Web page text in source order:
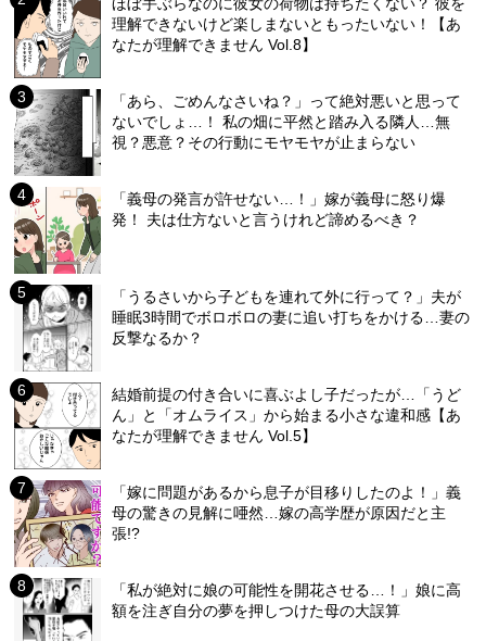
理解できないけど楽しまないともったいない！【あ
なたが理解できません Vol.8】
「あら、ごめんなさいね？」って絶対悪いと思って
ないでしょ…！ 私の畑に平然と踏み入る隣人…無
視？悪意？その行動にモヤモヤが止まらない
「義母の発言が許せない…！」嫁が義母に怒り爆
発！ 夫は仕方ないと言うけれど諦めるべき？
「うるさいから子どもを連れて外に行って？」夫が
睡眠3時間でボロボロの妻に追い打ちをかける…妻の
反撃なるか？
結婚前提の付き合いに喜ぶよし子だったが…「うど
ん」と「オムライス」から始まる小さな違和感【あ
なたが理解できません Vol.5】
「嫁に問題があるから息子が目移りしたのよ！」義
母の驚きの見解に唖然…嫁の高学歴が原因だと主
張!?
「私が絶対に娘の可能性を開花させる…！」娘に高
額を注ぎ自分の夢を押しつけた母の大誤算